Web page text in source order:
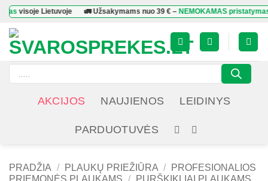
Skip
content
Lietuvoje 🚛 Užsakymams nuo39 €–NEMOKAMAS pristatymas
Products
search
AKCIJOS NAUJIENOS LEIDINYS
PARDUOTUVĖS
PRADŽIA / PLAUKŲ PRIEŽIŪRA /
PROFESIONALIOS
PRIEMONĖS PLAUKAMS / PURŠKIKLIAI PLAUKAMS